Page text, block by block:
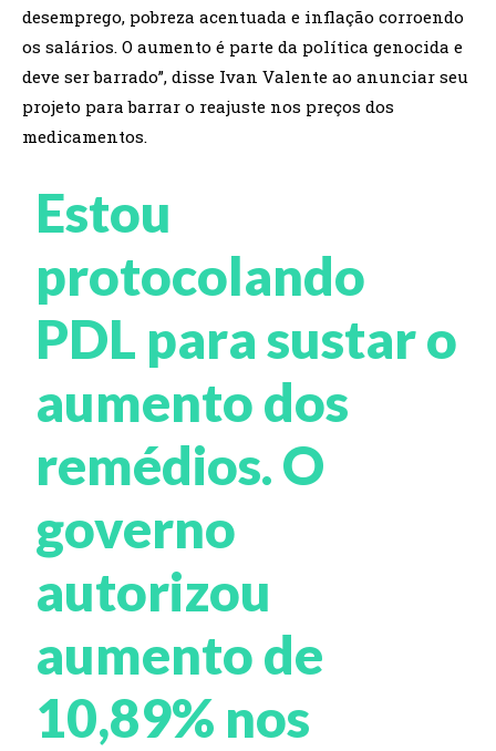
desemprego, pobreza acentuada e inflação corroendo
os salários. O aumento é parte da política genocida e
deve ser barrado”, disse Ivan Valente ao anunciar seu
projeto para barrar o reajuste nos preços dos
medicamentos.
Estou
protocolando
PDL para sustar o
aumento dos
remédios. O
governo
autorizou
aumento de
10,89% nos